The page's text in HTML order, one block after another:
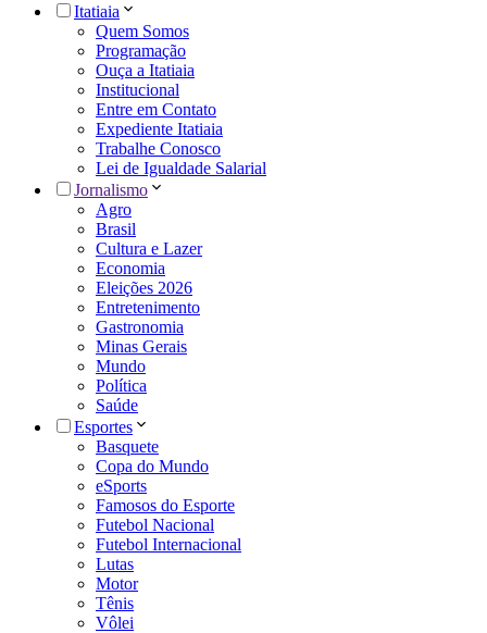
Itatiaia
Quem Somos
Programação
Ouça a Itatiaia
Institucional
Entre em Contato
Expediente Itatiaia
Trabalhe Conosco
Lei de Igualdade Salarial
Jornalismo
Agro
Brasil
Cultura e Lazer
Economia
Eleições 2026
Entretenimento
Gastronomia
Minas Gerais
Mundo
Política
Saúde
Esportes
Basquete
Copa do Mundo
eSports
Famosos do Esporte
Futebol Nacional
Futebol Internacional
Lutas
Motor
Tênis
Vôlei